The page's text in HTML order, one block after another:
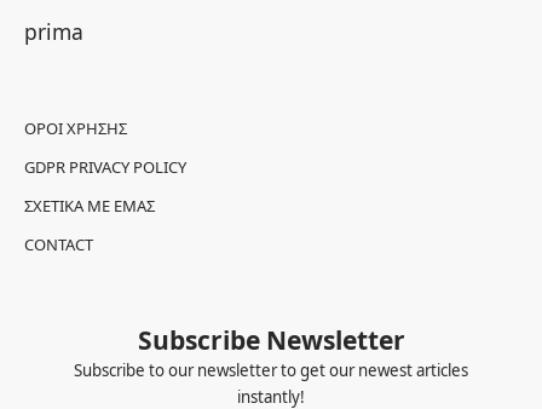
prima
ΌΡΟΙ ΧΡΉΣΗΣ
GDPR PRIVACY POLICY
ΣΧΕΤΙΚΆ ΜΕ ΕΜΆΣ
CONTACT
Subscribe Newsletter
Subscribe to our newsletter to get our newest articles
instantly!